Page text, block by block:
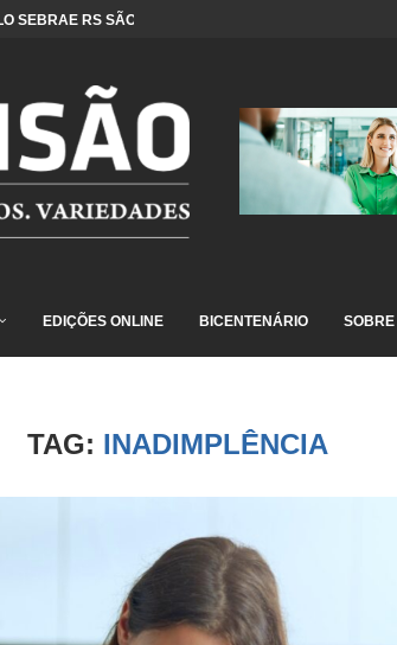
SEBRAE RS SÃO DESTAQUE EM RANKING NACIONAL...
EDIÇÕES ONLINE BICENTENÁRIO SOBRE
TAG: INADIMPLÊNCIA